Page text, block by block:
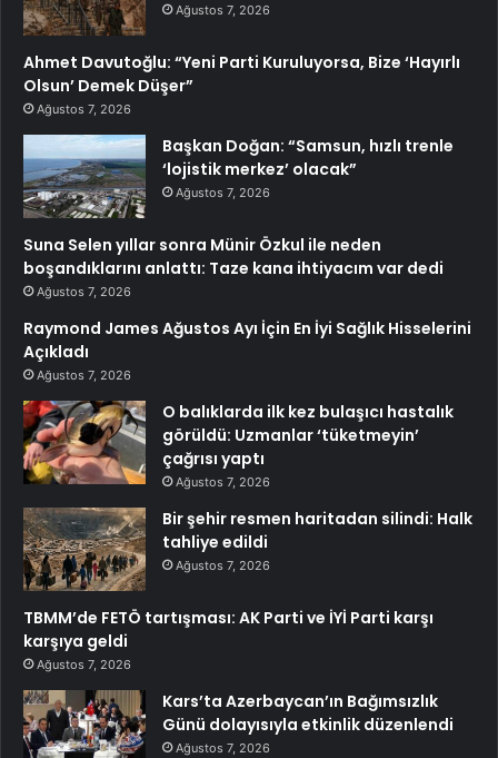
Ağustos 7, 2026
Ahmet Davutoğlu: “Yeni Parti Kuruluyorsa, Bize ‘Hayırlı
Olsun’ Demek Düşer”
Ağustos 7, 2026
Başkan Doğan: “Samsun, hızlı trenle
‘lojistik merkez’ olacak”
Ağustos 7, 2026
Suna Selen yıllar sonra Münir Özkul ile neden
boşandıklarını anlattı: Taze kana ihtiyacım var dedi
Ağustos 7, 2026
Raymond James Ağustos Ayı İçin En İyi Sağlık Hisselerini
Açıkladı
Ağustos 7, 2026
O balıklarda ilk kez bulaşıcı hastalık
görüldü: Uzmanlar ‘tüketmeyin’
çağrısı yaptı
Ağustos 7, 2026
Bir şehir resmen haritadan silindi: Halk
tahliye edildi
Ağustos 7, 2026
TBMM’de FETÖ tartışması: AK Parti ve İYİ Parti karşı
karşıya geldi
Ağustos 7, 2026
Kars’ta Azerbaycan’ın Bağımsızlık
Günü dolayısıyla etkinlik düzenlendi
Ağustos 7, 2026